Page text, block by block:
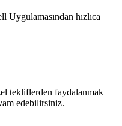
hızlıca
tekliflerden faydalanmak
edebilirsiniz.